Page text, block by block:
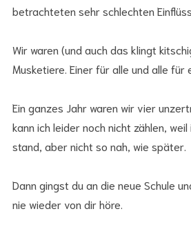
betrachteten sehr schlechten
Wir waren (und auch das klingt
Musketiere. Einer für alle und alle für
Ein ganzes Jahr waren wir vier
kann ich leider noch nicht zählen,
stand, aber nicht so nah, wie später.
Dann gingst du an die neue Schule
nie wieder von dir höre.